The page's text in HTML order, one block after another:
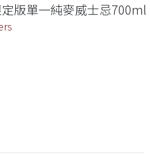
版單一純麥威士忌700ml